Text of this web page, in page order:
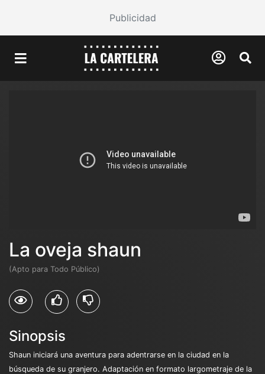
Publicidad
La oveja shaun
(Apto para Todo Público)
Sinopsis
Shaun iniciará una aventura para adentrarse en la ciudad en la
búsqueda de su granjero. Adaptación en formato largometraje de la